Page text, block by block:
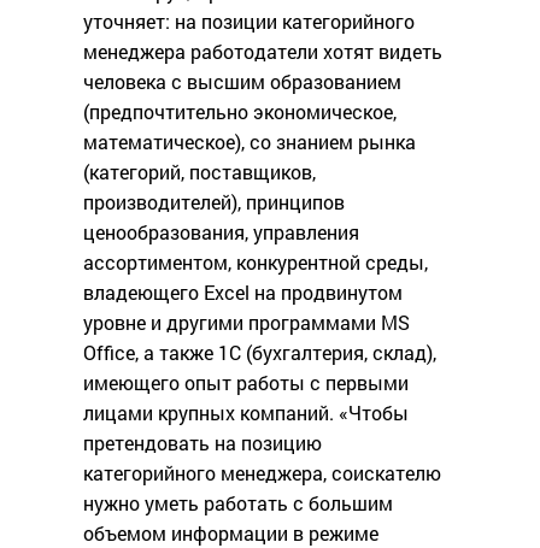
уточняет: на позиции категорийного
менеджера работодатели хотят видеть
человека с высшим образованием
(предпочтительно экономическое,
математическое), со знанием рынка
(категорий, поставщиков,
производителей), принципов
ценообразования, управления
ассортиментом, конкурентной среды,
владеющего Excel на продвинутом
уровне и другими программами MS
Office, а также 1С (бухгалтерия, склад),
имеющего опыт работы с первыми
лицами крупных компаний. «Чтобы
претендовать на позицию
категорийного менеджера, соискателю
нужно уметь работать с большим
объемом информации в режиме